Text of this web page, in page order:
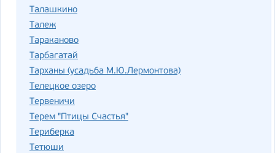
Талашкино
Талеж
Тараканово
Тарбагатай
Тарханы (усадьба М.Ю.Лермонтова)
Телецкое озеро
Тервеничи
Терем "Птицы Счастья"
Териберка
Тетюши